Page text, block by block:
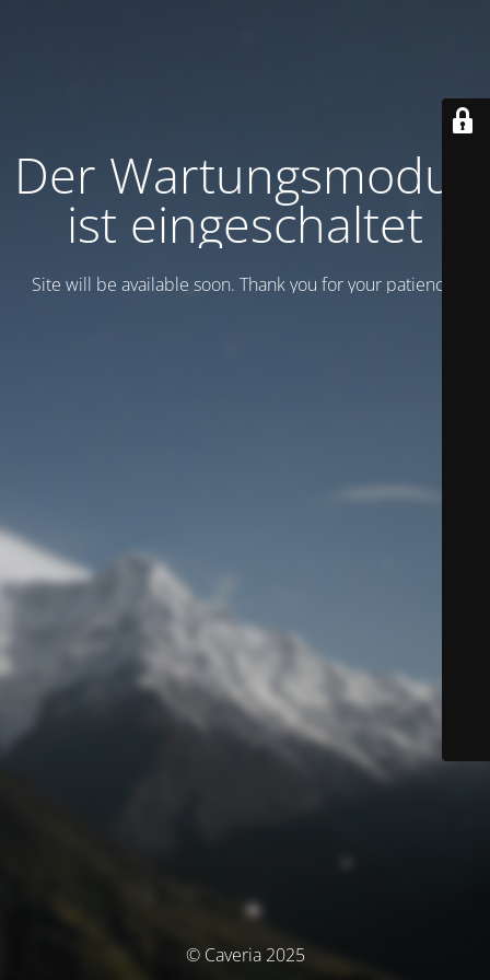
Der Wartungsmodus
ist eingeschaltet
Site will be available soon. Thank you for your patience!
© Caveria 2025